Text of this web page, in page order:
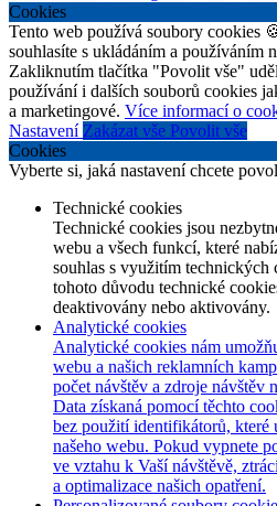
Cookies
Tento web používá soubory cookies
souhlasíte s ukládáním a používáním
Zakliknutím tlačítka "Povolit vše"
používání i dalších souborů cookies
a marketingové. Více informací o
Nastavení Zakázat vše Povolit vše
Cookies
Vyberte si, jaká nastavení chcete
Technické cookies
Technické cookies jsou
webu a všech funkcí, které
souhlas s využitím technických
tohoto důvodu technické
deaktivovány nebo aktivovány.
Analytické cookies
Analytické cookies nám
webu a našich reklamních
počet návštěv a zdroje návštěv
Data získaná pomocí těchto
bez použití identifikátorů, které
našeho webu. Pokud vypnete
ve vztahu k Vaší návštěvě,
a optimalizace našich opatření.